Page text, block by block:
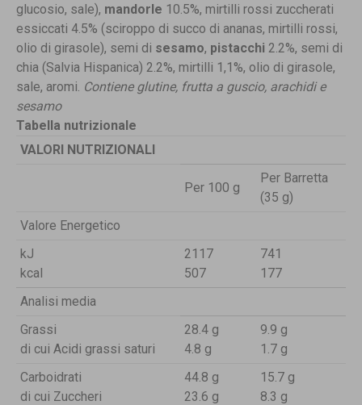
glucosio, sale), mandorle 10.5%, mirtilli rossi zuccherati
essiccati 4.5% (sciroppo di succo di ananas, mirtilli rossi,
olio di girasole), semi di sesamo, pistacchi 2.2%, semi di
chia (Salvia Hispanica) 2.2%, mirtilli 1,1%, olio di girasole,
sale, aromi. Contiene glutine, frutta a guscio, arachidi e
sesamo
Tabella nutrizionale
VALORI NUTRIZIONALI
Per 100 g
Per Barretta
(35 g)
Valore Energetico
kJ
kcal
2117
507
741
177
Analisi media
Grassi
di cui Acidi grassi saturi
28.4 g
4.8 g
9.9 g
1.7 g
Carboidrati
di cui Zuccheri
44.8 g
23.6 g
15.7 g
8.3 g